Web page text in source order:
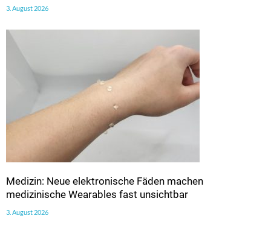
3. August 2026
Medizin: Neue elektronische Fäden machen
medizinische Wearables fast unsichtbar
3. August 2026